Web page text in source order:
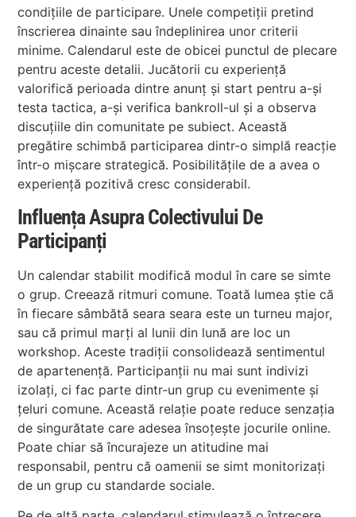
condițiile de participare. Unele competiții pretind
înscrierea dinainte sau îndeplinirea unor criterii
minime. Calendarul este de obicei punctul de plecare
pentru aceste detalii. Jucătorii cu experiență
valorifică perioada dintre anunț și start pentru a-și
testa tactica, a-și verifica bankroll-ul și a observa
discuțiile din comunitate pe subiect. Această
pregătire schimbă participarea dintr-o simplă reacție
într-o mișcare strategică. Posibilitățile de a avea o
experiență pozitivă cresc considerabil.
Influența Asupra Colectivului De
Participanți
Un calendar stabilit modifică modul în care se simte
o grup. Creează ritmuri comune. Toată lumea știe că
în fiecare sâmbătă seara seara este un turneu major,
sau că primul marți al lunii din lună are loc un
workshop. Aceste tradiții consolidează sentimentul
de apartenență. Participanții nu mai sunt indivizi
izolați, ci fac parte dintr-un grup cu evenimente și
țeluri comune. Această relație poate reduce senzația
de singurătate care adesea însoțește jocurile online.
Poate chiar să încurajeze un atitudine mai
responsabil, pentru că oamenii se simt monitorizați
de un grup cu standarde sociale.